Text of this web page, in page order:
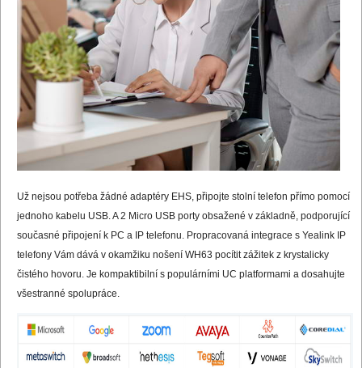
Už nejsou potřeba žádné adaptéry EHS, připojte stolní telefon přímo pomocí
jednoho kabelu USB. A 2 Micro USB porty obsažené v základně, podporující
současné připojení k PC a IP telefonu. Propracovaná integrace s Yealink IP
telefony Vám dává v okamžiku nošení WH63 pocítit zážitek z krystalicky
čistého hovoru. Je kompaktibilní s populárními UC platformami a dosahujte
všestranné spolupráce.